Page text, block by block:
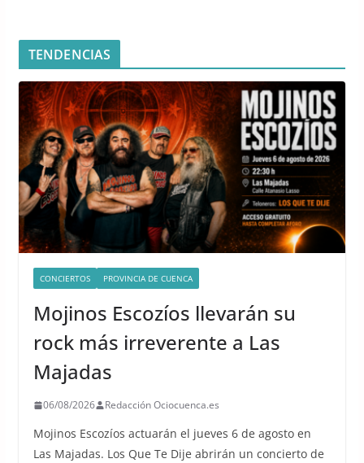
TENDENCIAS
CONCIERTOS PROVINCIA DE CUENCA
Mojinos Escozíos llevarán su
rock más irreverente a Las
Majadas
06/08/2026 Redacción Ociocuenca.es
Mojinos Escozíos actuarán el jueves 6 de agosto en
Las Majadas. Los Que Te Dije abrirán un concierto de